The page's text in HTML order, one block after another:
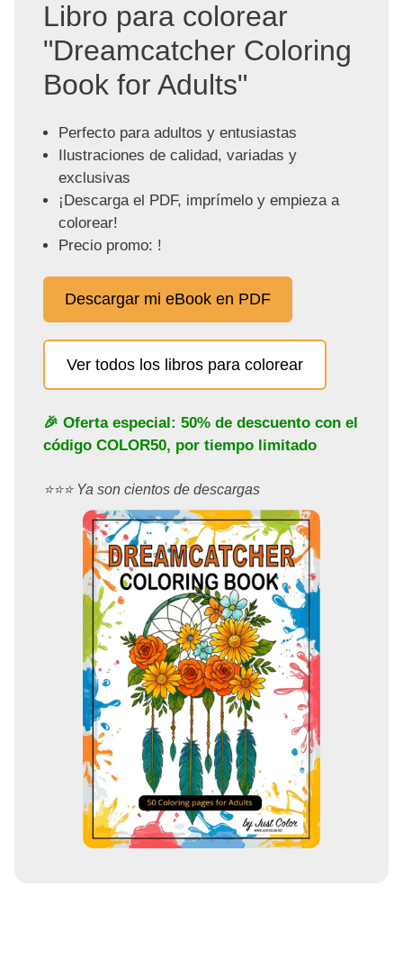
Libro para colorear
"Dreamcatcher Coloring
Book for Adults"
Perfecto para adultos y entusiastas
Ilustraciones de calidad, variadas y
exclusivas
¡Descarga el PDF, imprímelo y empieza a
colorear!
Precio promo: !
Descargar mi eBook en PDF
Ver todos los libros para colorear
🎉 Oferta especial: 50% de descuento con el
código COLOR50, por tiempo limitado
⭐️⭐️⭐️ Ya son cientos de descargas